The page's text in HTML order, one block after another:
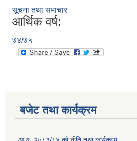
सूचना तथा समाचार
आर्थिक वर्ष:
७४/७५
बजेट तथा कार्यक्रम